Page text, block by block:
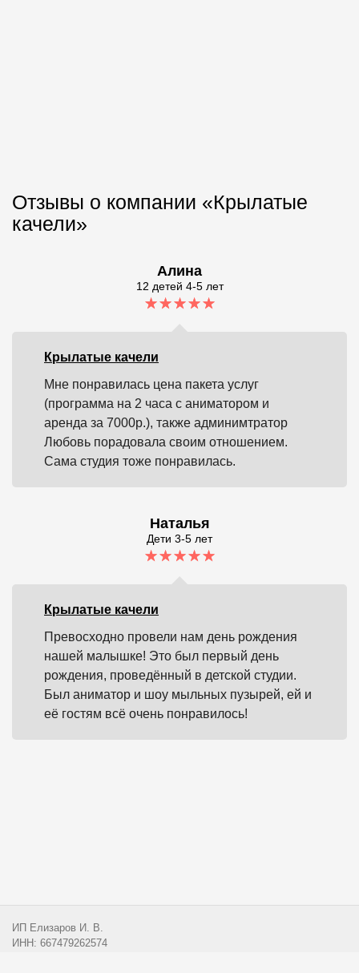
Отзывы о компании «Крылатые
качели»
Алина
12 детей 4-5 лет
Крылатые качели
Мне понравилась цена пакета услуг
(программа на 2 часа с аниматором и
аренда за 7000р.), также админимтратор
Любовь порадовала своим отношением.
Сама студия тоже понравилась.
Наталья
Дети 3-5 лет
Крылатые качели
Превосходно провели нам день рождения
нашей малышке! Это был первый день
рождения, проведённый в детской студии.
Был аниматор и шоу мыльных пузырей, ей и
её гостям всё очень понравилось!
ИП Елизаров И. В.
ИНН: 667479262574